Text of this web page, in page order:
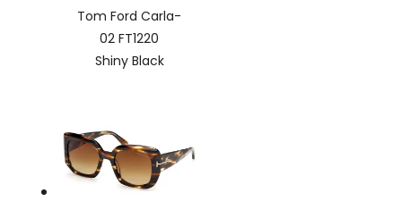
Tom Ford Carla-
02 FT1220
Shiny Black